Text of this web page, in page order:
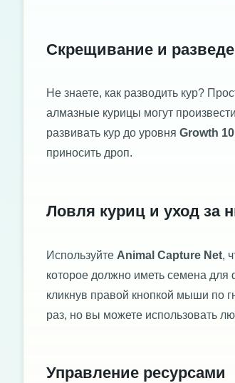
Скрещивание и
Не знаете, как разводить кур?
алмазные курицы могут
развивать кур до уровня Growth 10
приносить дроп.
Ловля куриц и уход за
Используйте Animal Capture Net,
которое должно иметь семена
кликнув правой кнопкой мыши по
раз, но вы можете использовать
Управление ресурсами